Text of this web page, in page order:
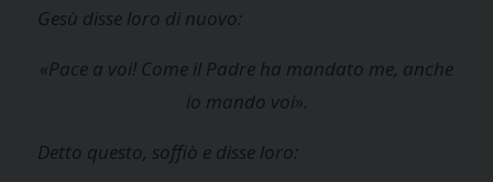
Gesù disse loro di nuovo:
«Pace a voi! Come il Padre ha mandato me, anche
io mando voi».
Detto questo, soffiò e disse loro: